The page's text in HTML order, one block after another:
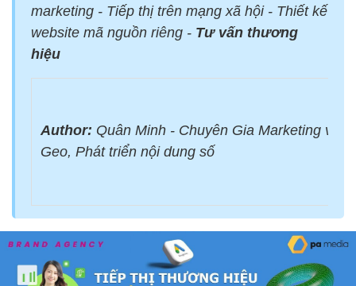
marketing - Tiếp thị trên mạng xã hội - Thiết kế
website mã nguồn riêng - Tư vấn thương
hiệu
Author: Quân Minh - Chuyên Gia Marketing với
Geo, Phát triển nội dung số